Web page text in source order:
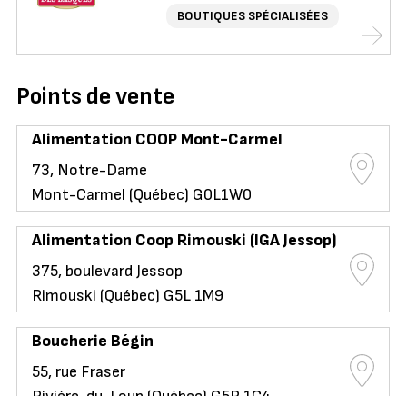
BOUTIQUES SPÉCIALISÉES
Points de vente
Alimentation COOP Mont-Carmel
73, Notre-Dame
Mont-Carmel (Québec) G0L1W0
Alimentation Coop Rimouski (IGA Jessop)
375, boulevard Jessop
Rimouski (Québec) G5L 1M9
Boucherie Bégin
55, rue Fraser